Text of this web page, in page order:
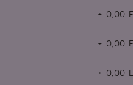
+ 0,00
+ 0,00
+ 0,00